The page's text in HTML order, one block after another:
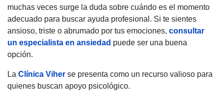
muchas veces surge la duda sobre cuándo es el momento
adecuado para buscar ayuda profesional. Si te sientes
ansioso, triste o abrumado por tus emociones, consultar
un especialista en ansiedad puede ser una buena
opción.
La Clínica Viher se presenta como un recurso valioso para
quienes buscan apoyo psicológico.